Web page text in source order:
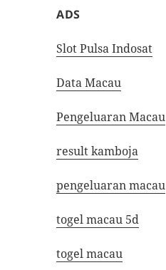
ADS
Slot Pulsa Indosat
Data Macau
Pengeluaran Macau
result kamboja
pengeluaran macau
togel macau 5d
togel macau